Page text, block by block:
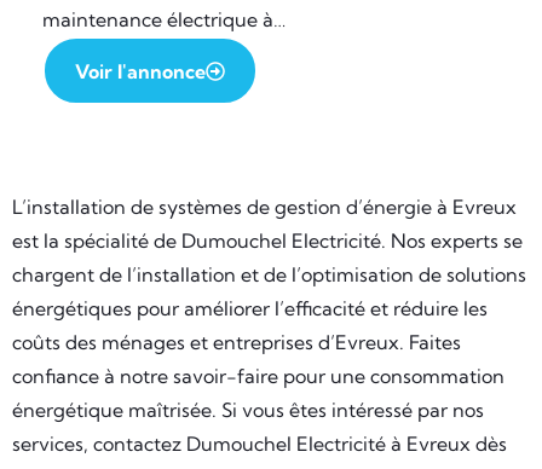
maintenance électrique à…
Voir l'annonce
L’installation de systèmes de gestion d’énergie à Evreux
est la spécialité de Dumouchel Electricité. Nos experts se
chargent de l’installation et de l’optimisation de solutions
énergétiques pour améliorer l’efficacité et réduire les
coûts des ménages et entreprises d’Evreux. Faites
confiance à notre savoir-faire pour une consommation
énergétique maîtrisée. Si vous êtes intéressé par nos
services, contactez Dumouchel Electricité à Evreux dès